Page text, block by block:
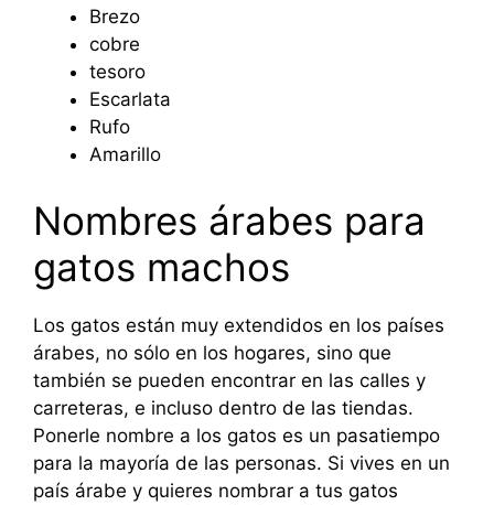
Brezo
cobre
tesoro
Escarlata
Rufo
Amarillo
Nombres árabes para
gatos machos
Los gatos están muy extendidos en los países
árabes, no sólo en los hogares, sino que
también se pueden encontrar en las calles y
carreteras, e incluso dentro de las tiendas.
Ponerle nombre a los gatos es un pasatiempo
para la mayoría de las personas. Si vives en un
país árabe y quieres nombrar a tus gatos